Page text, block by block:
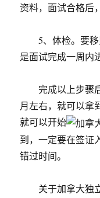
资料，面试合格后
5、体检。要移
是面试完成一周内
完成以上步骤后
月左右，就可以拿
就可以开始
到，一定要在签证
错过时间。
关于加拿大独立